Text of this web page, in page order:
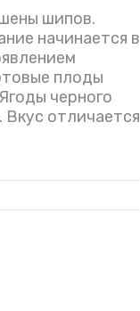
шипов.
начинается в
плоды
черного
Вкус отличается